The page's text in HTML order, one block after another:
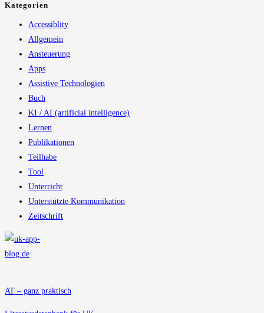
Kategorien
Accessiblity
Allgemein
Ansteuerung
Apps
Assistive Technologien
Buch
KI / AI (artificial intelligence)
Lernen
Publikationen
Teilhabe
Tool
Unterricht
Unterstützte Kommunikation
Zeitschrift
AT – ganz praktisch